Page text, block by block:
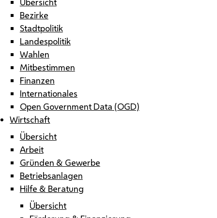
Bezirke
Stadtpolitik
Landespolitik
Wahlen
Mitbestimmen
Finanzen
Internationales
Open Government Data (OGD)
Wirtschaft
Übersicht
Arbeit
Gründen & Gewerbe
Betriebsanlagen
Hilfe & Beratung
Übersicht